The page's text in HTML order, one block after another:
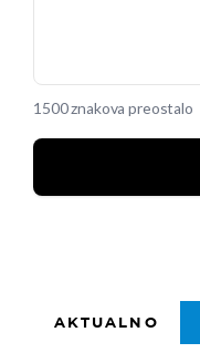
1500 znakova preostalo
AKTUALNO